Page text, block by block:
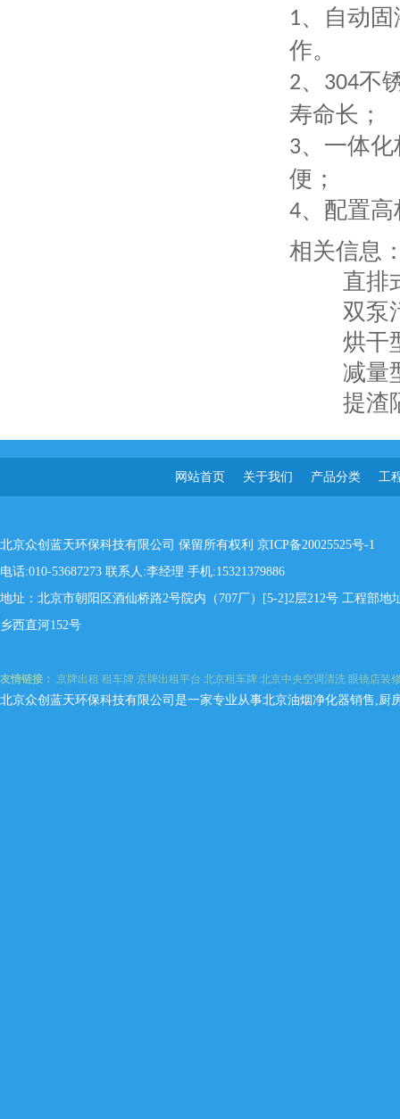
1、 自动
作。
2、 304不
寿命长；
3、一体
便；
4、配置
相关信息
直排
双泵
烘干
减量
提渣
网站首页 关于我们 产品分类 工
北京众创蓝天环保科技有限公司 保留所有权利 京ICP备20025525号-1
电话:010-53687273 联系人:李经理 手机:15321379886
地址：北京市朝阳区酒仙桥路2号院内（707厂）[5-2]2层212号 工程部地
乡西直河152号
友情链接： 京牌出租 租车牌 京牌出租平台 北京租车牌 北京中央空调清洗 眼镜店装
北京众创蓝天环保科技有限公司是一家专业从事北京油烟净化器销售,厨